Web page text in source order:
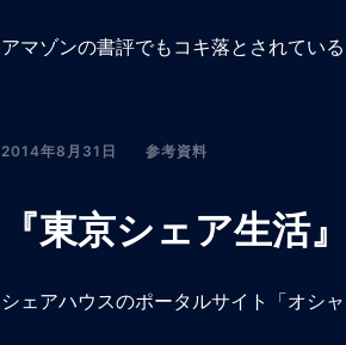
アマゾンの書評でもコキ落とされてい
2014年8月31日 参考資料
『東京シェア生活
シェアハウスのポータルサイト「オシ